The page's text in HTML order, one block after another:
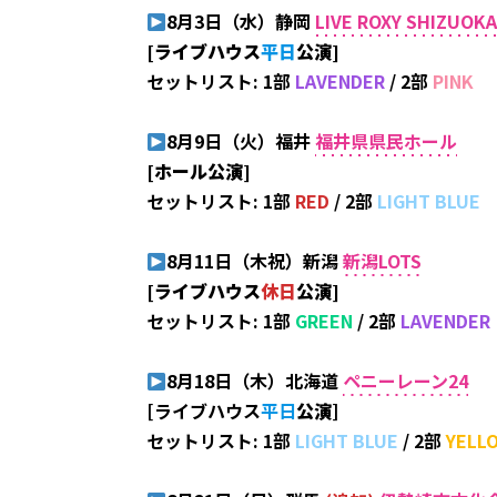
8月3日（水）静岡 LIVE ROXY SHIZUOKA
[ライブハウス平日公演]
セットリスト: 1部 LAVENDER / 2部 PINK
8月9日（火）福井福井県県民ホール
[ホール公演]
セットリスト: 1部 RED / 2部 LIGHT BLUE
8月11日（木祝）新潟新潟LOTS
[ライブハウス休日公演]
セットリスト: 1部 GREEN / 2部 LAVENDER
8月18日（木）北海道 ペニーレーン24
[ライブハウス平日公演]
セットリスト: 1部 LIGHT BLUE / 2部